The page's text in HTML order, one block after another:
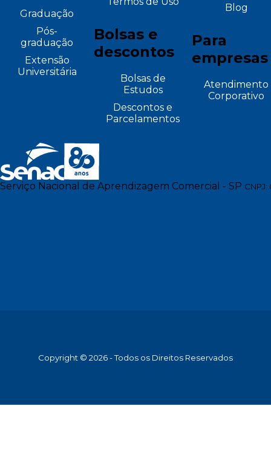
Graduação
Pós-
graduação
Extensão
Universitária
Bolsas e
descontos
Bolsas de
Estudos
Descontos e
Parcelamentos
Blog
Para
empresas
Atendimento
Corporativo
Serviço Nacional de Aprendizagem Comercial - SP
Copyright © 2026 - Todos os Direitos Reservados